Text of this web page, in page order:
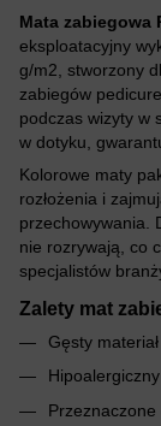
Mata zabiegowa
eksploatacyjny
g/m2, stworzony
zabiegów
podczas wizyty w
w dotyku,
Kolorowe maty
rozłożenia i
przechowywania.
nie rozrywają, co
specjalistów
Zalety mat
Gęsty